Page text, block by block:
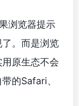
浏览器提示
。而是浏览
原生态不会
的Safari、